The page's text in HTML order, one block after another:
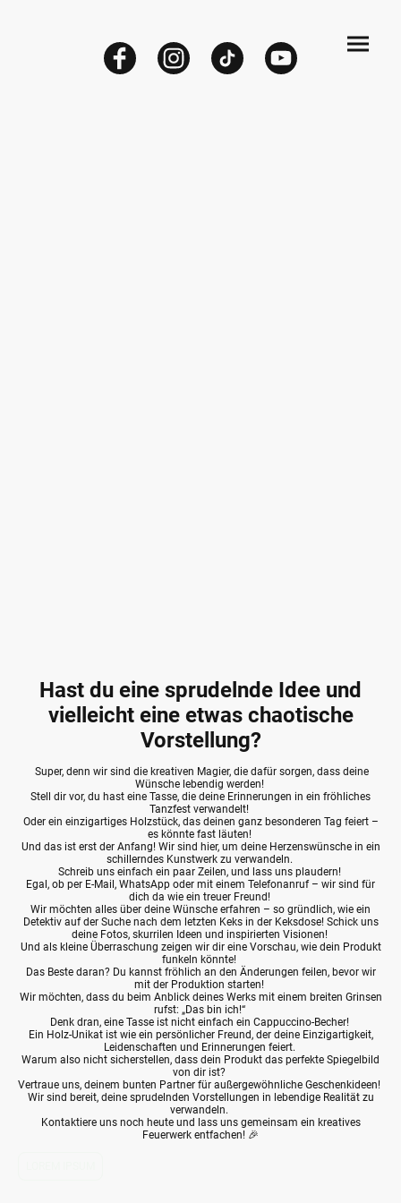
Hast du eine sprudelnde Idee und
vielleicht eine etwas chaotische
Vorstellung?
Super, denn wir sind die kreativen Magier, die dafür sorgen, dass deine
Wünsche lebendig werden!
Stell dir vor, du hast eine Tasse, die deine Erinnerungen in ein fröhliches
Tanzfest verwandelt!
Oder ein einzigartiges Holzstück, das deinen ganz besonderen Tag feiert –
es könnte fast läuten!
Und das ist erst der Anfang! Wir sind hier, um deine Herzenswünsche in ein
schillerndes Kunstwerk zu verwandeln.
Schreib uns einfach ein paar Zeilen, und lass uns plaudern!
Egal, ob per E-Mail, WhatsApp oder mit einem Telefonanruf – wir sind für
dich da wie ein treuer Freund!
Wir möchten alles über deine Wünsche erfahren – so gründlich, wie ein
Detektiv auf der Suche nach dem letzten Keks in der Keksdose! Schick uns
deine Fotos, skurrilen Ideen und inspirierten Visionen!
Und als kleine Überraschung zeigen wir dir eine Vorschau, wie dein Produkt
funkeln könnte!
Das Beste daran? Du kannst fröhlich an den Änderungen feilen, bevor wir
mit der Produktion starten!
Wir möchten, dass du beim Anblick deines Werks mit einem breiten Grinsen
rufst: „Das bin ich!“
Denk dran, eine Tasse ist nicht einfach ein Cappuccino-Becher!
Ein Holz-Unikat ist wie ein persönlicher Freund, der deine Einzigartigkeit,
Leidenschaften und Erinnerungen feiert.
Warum also nicht sicherstellen, dass dein Produkt das perfekte Spiegelbild
von dir ist?
Vertraue uns, deinem bunten Partner für außergewöhnliche Geschenkideen!
Wir sind bereit, deine sprudelnden Vorstellungen in lebendige Realität zu
verwandeln.
Kontaktiere uns noch heute und lass uns gemeinsam ein kreatives
Feuerwerk entfachen! 🎉